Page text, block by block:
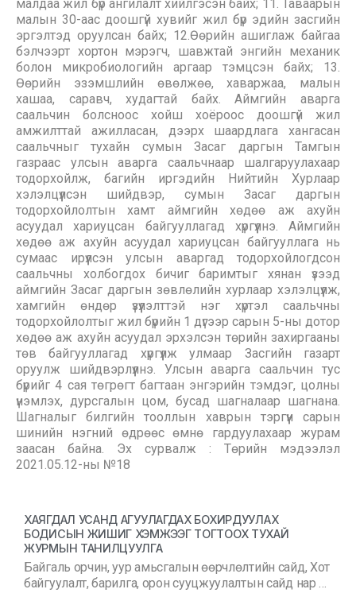
малдаа жил бүр ангилалт хийлгэсэн байх; 11. Таваарын
малын 30-аас доошгүй хувийг жил бүр эдийн засгийн
эргэлтэд оруулсан байх; 12.Өөрийн ашиглаж байгаа
бэлчээрт хортон мэрэгч, шавжтай энгийн механик
болон микробиологийн аргаар тэмцсэн байх; 13.
Өөрийн эзэмшлийн өвөлжөө, хаваржаа, малын
хашаа, саравч, худагтай байх. Аймгийн аварга
саальчин болсноос хойш хоёроос доошгүй жил
амжилттай ажилласан, дээрх шаардлага хангасан
саальчныг тухайн сумын Засаг даргын Тамгын
газраас улсын аварга саальчнаар шалгаруулахаар
тодорхойлж, багийн иргэдийн Нийтийн Хурлаар
хэлэлцүүлсэн шийдвэр, сумын Засаг даргын
тодорхойлолтын хамт аймгийн хөдөө аж ахуйн
асуудал хариуцсан байгууллагад хүргүүлнэ. Аймгийн
хөдөө аж ахуйн асуудал хариуцсан байгууллага нь
сумаас ирүүлсэн улсын аваргад тодорхойлогдсон
саальчны холбогдох бичиг баримтыг хянан үзээд
аймгийн Засаг даргын зөвлөлийн хурлаар хэлэлцүүлж,
хамгийн өндөр үзүүлэлттэй нэг хүртэл саальчны
тодорхойлолтыг жил бүрийн 1 дүгээр сарын 5-ны дотор
хөдөө аж ахуйн асуудал эрхэлсэн төрийн захиргааны
төв байгууллагад хүргүүлж улмаар Засгийн газарт
оруулж шийдвэрлүүлнэ. Улсын аварга саальчин тус
бүрийг 4 сая төгрөгт багтаан энгэрийн тэмдэг, цолны
үнэмлэх, дурсгалын цом, бусад шагналаар шагнана.
Шагналыг билгийн тооллын хаврын тэргүүн сарын
шинийн нэгний өдрөөс өмнө гардуулахаар журам
заасан байна. Эх сурвалж : Төрийн мэдээлэл
2021.05.12-ны №18
ХАЯГДАЛ УСАНД АГУУЛАГДАХ БОХИРДУУЛАХ
БОДИСЫН ЖИШИГ ХЭМЖЭЭГ ТОГТООХ ТУХАЙ
ЖУРМЫН ТАНИЛЦУУЛГА
Байгаль орчин, уур амьсгалын өөрчлөлтийн сайд, Хот
байгуулалт, барилга, орон сууцжуулалтын сайд нар …